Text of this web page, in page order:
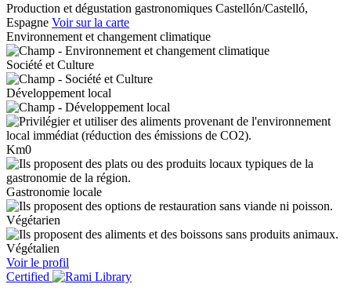
Production et dégustation gastronomiques Castellón/Castelló,
Espagne Voir sur la carte
Environnement et changement climatique
Société et Culture
Développement local
Km0
Gastronomie locale
Végétarien
Végétalien
Voir le profil
Certified